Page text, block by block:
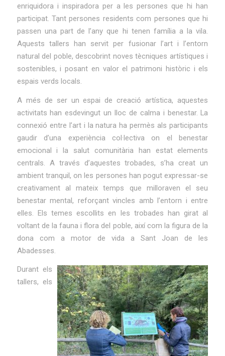
enriquidora i inspiradora per a les persones que hi han
participat. Tant persones residents com persones que hi
passen una part de l’any que hi tenen família a la vila.
Aquests tallers han servit per fusionar l’art i l’entorn
natural del poble, descobrint noves tècniques artístiques i
sostenibles, i posant en valor el patrimoni històric i els
espais verds locals.
A més de ser un espai de creació artística, aquestes
activitats han esdevingut un lloc de calma i benestar. La
connexió entre l’art i la natura ha permès als participants
gaudir d’una experiència col·lectiva on el benestar
emocional i la salut comunitària han estat elements
centrals. A través d’aquestes trobades, s’ha creat un
ambient tranquil, on les persones han pogut expressar-se
creativament al mateix temps que milloraven el seu
benestar mental, reforçant vincles amb l’entorn i entre
elles. Els temes escollits en les trobades han girat al
voltant de la fauna i flora del poble, així com la figura de la
dona com a motor de vida a Sant Joan de les
Abadesses.
Durant els
tallers, els